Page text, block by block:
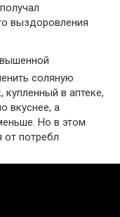
выздоровления
соляную
в аптеке,
вкуснее, а
Но в этом
от потребл